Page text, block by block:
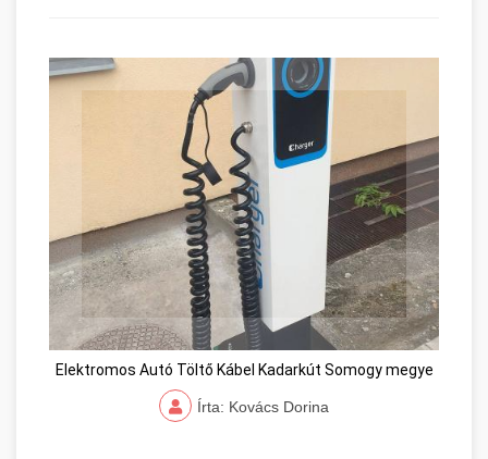
Elektromos Autó Töltő Kábel Kadarkút Somogy megye
Írta: Kovács Dorina